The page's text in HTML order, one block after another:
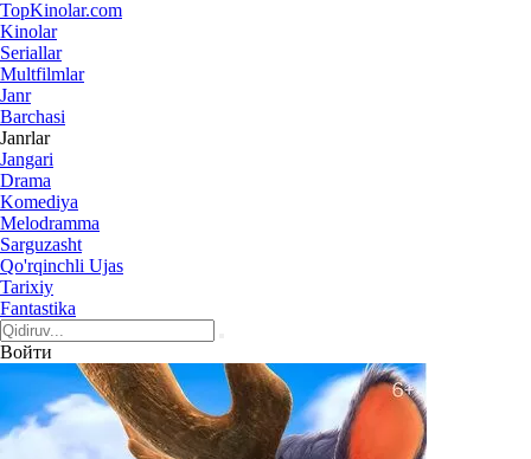
TopKinolar.com
Kinolar
Seriallar
Multfilmlar
Janr
Barchasi
Janrlar
Jangari
Drama
Komediya
Melodramma
Sarguzasht
Qo'rqinchli Ujas
Tarixiy
Fantastika
Войти